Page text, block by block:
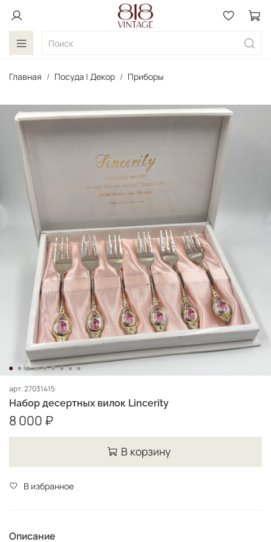
Главная Посуда | Декор Приборы
арт.27031415
Набор десертных вилок Lincerity
8 000 ₽
В корзину
В избранное
Описание